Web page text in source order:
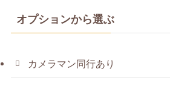
オプションから選ぶ
カメラマン同行あり